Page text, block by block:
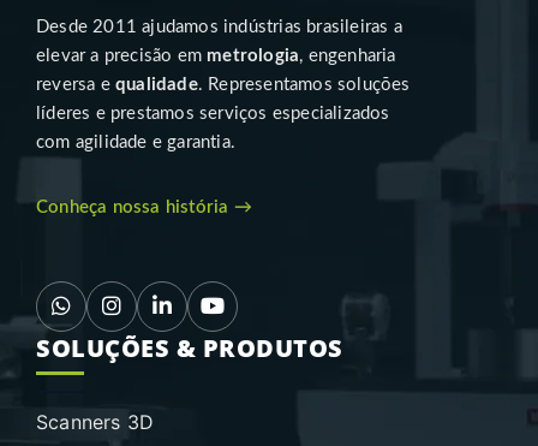
Desde 2011 ajudamos indústrias brasileiras a
elevar a precisão em metrologia, engenharia
reversa e qualidade. Representamos soluções
líderes e prestamos serviços especializados
com agilidade e garantia.
Conheça nossa história →
SOLUÇÕES & PRODUTOS
Scanners 3D